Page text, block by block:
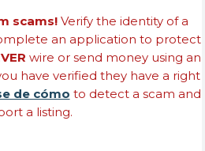
scams!Verify the identity of a
an application to protect
wire or send money using an
have verified they have a right
de cómo to detect a scam and
a listing.